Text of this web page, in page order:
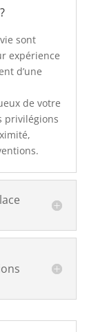
sont
expérience
d’une
de votre
privilégions